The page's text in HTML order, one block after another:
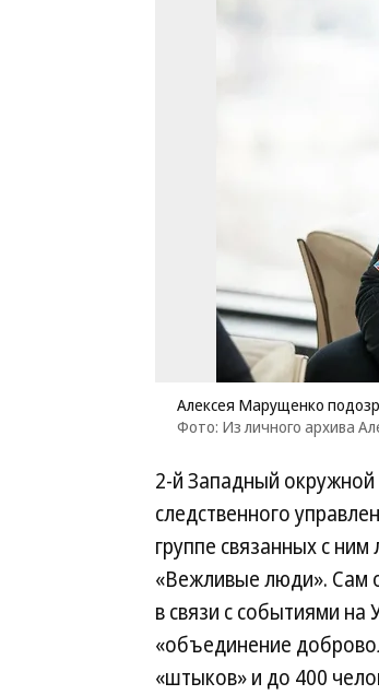
Алексея Марущенко
Фото: Из личного архива
2-й Западный окружной
следственного
группе связанных с
«Вежливые люди». Сам
в связи с событиями
«объединение
«штыков» и до 400